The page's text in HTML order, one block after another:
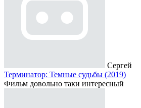
Сергей
Терминатор: Темные судьбы (2019)
Фильм довольно таки интересный